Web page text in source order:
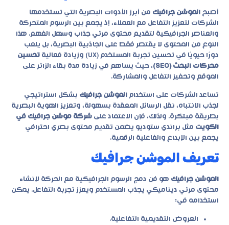
أصبح الموشن جرافيك من أبرز الأدوات البصرية التي تستخدمها
الشركات لتعزيز التفاعل مع العملاء، إذ يجمع بين الرسوم المتحركة
والعناصر الجرافيكية لتقديم محتوى مرئي جذاب وسهل الفهم. هذا
النوع من المحتوى لا يقتصر فقط على الجاذبية البصرية، بل يلعب
دورًا حيويًا في تحسين تجربة المستخدم (UX) وزيادة فعالية
تحسين
محركات البحث (SEO)
، حيث يساهم في زيادة مدة بقاء الزائر على
الموقع وتحفيز التفاعل والمشاركة.
تساعد الشركات على استخدام الموشن جرافيك بشكل استراتيجي
لجذب الانتباه، نقل الرسائل المعقدة بسهولة، وتعزيز الهوية البصرية
بطريقة مبتكرة. ولذلك، فإن الاعتماد على شركة موشن جرافيك في
الكويت مثل براندي ستوديو يضمن تقديم محتوى بصري احترافي
يجمع بين الإبداع والفاعلية الرقمية.
تعريف الموشن جرافيك
الموشن جرافيك هو فن دمج الرسوم الجرافيكية مع الحركة لإنشاء
محتوى مرئي ديناميكي يجذب المستخدم ويعزز تجربة التفاعل. يمكن
استخدامه في:
العروض التقديمية التفاعلية.